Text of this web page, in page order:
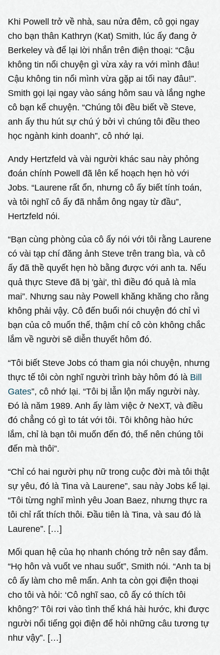
Khi Powell trở về nhà, sau nửa đêm, cô gọi ngay
cho bạn thân Kathryn (Kat) Smith, lúc ấy đang ở
Berkeley và để lại lời nhắn trên điện thoại: “Cậu
không tin nổi chuyện gì vừa xảy ra với mình đâu!
Cậu không tin nổi mình vừa gặp ai tối nay đâu!”.
Smith gọi lại ngay vào sáng hôm sau và lắng nghe
cô bạn kể chuyện. “Chúng tôi đều biết về Steve,
anh ấy thu hút sự chú ý bởi vì chúng tôi đều theo
học ngành kinh doanh”, cô nhớ lại.
Andy Hertzfeld và vài người khác sau này phỏng
đoán chính Powell đã lên kế hoạch hẹn hò với
Jobs. “Laurene rất ổn, nhưng cô ấy biết tính toán,
và tôi nghĩ cô ấy đã nhắm ông ngay từ đầu”,
Hertzfeld nói.
“Bạn cùng phòng của cô ấy nói với tôi rằng Laurene
có vài tạp chí đăng ảnh Steve trên trang bìa, và cô
ấy đã thề quyết hẹn hò bằng được với anh ta. Nếu
quả thực Steve đã bị 'gài', thì điều đó quả là mỉa
mai”. Nhưng sau này Powell khăng khăng cho rằng
không phải vậy. Cô đến buổi nói chuyện đó chỉ vì
bạn của cô muốn thế, thậm chí cô còn không chắc
lắm về người sẽ diễn thuyết hôm đó.
“Tôi biết Steve Jobs có tham gia nói chuyện, nhưng
thực tế tôi còn nghĩ người trình bày hôm đó là Bill
Gates”, cô nhớ lại. “Tôi bị lẫn lộn mấy người này.
Đó là năm 1989. Anh ấy làm việc ở NeXT, và điều
đó chẳng có gì to tát với tôi. Tôi không hào hức
lắm, chỉ là bạn tôi muốn đến đó, thế nên chúng tôi
đến mà thôi”.
“Chỉ có hai người phụ nữ trong cuộc đời mà tôi thật
sự yêu, đó là Tina và Laurene”, sau này Jobs kể lại.
“Tôi từng nghĩ mình yêu Joan Baez, nhưng thực ra
tôi chỉ rất thích thôi. Đầu tiên là Tina, và sau đó là
Laurene”. […]
Mối quan hệ của họ nhanh chóng trở nên say đắm.
“Họ hôn và vuốt ve nhau suốt”, Smith nói. “Anh ta bị
cô ấy làm cho mê mẩn. Anh ta còn gọi điện thoại
cho tôi và hỏi: ‘Cô nghĩ sao, cô ấy có thích tôi
không?’ Tôi rơi vào tình thế khá hài hước, khi được
người nổi tiếng gọi điện để hỏi những câu tương tự
như vậy”. […]